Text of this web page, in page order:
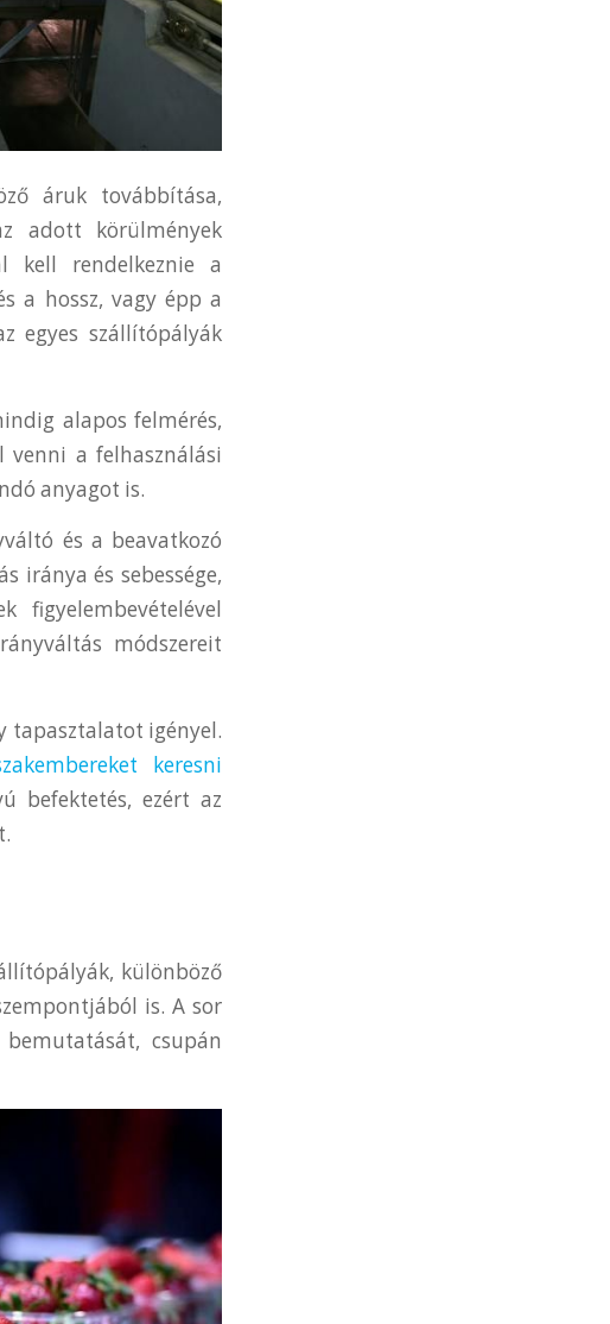
áruk továbbítása,
adott körülmények
kell rendelkeznie a
a hossz, vagy épp a
egyes szállítópályák
alapos felmérés,
venni a felhasználási
anyagot is.
és a beavatkozó
iránya és sebessége,
módszereit
tapasztalatot igényel.
keresni
befektetés, ezért az
különböző
is. A sor
csupán